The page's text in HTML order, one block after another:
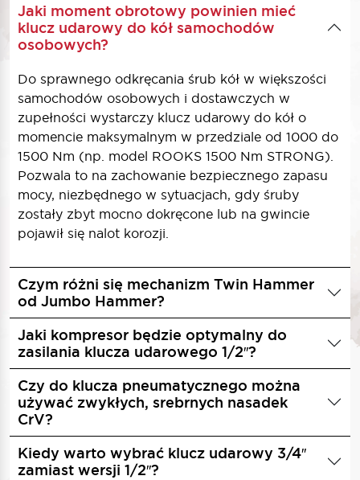
Jaki moment obrotowy powinien mieć
klucz udarowy do kół samochodów
osobowych?
Do sprawnego odkręcania śrub kół w większości
samochodów osobowych i dostawczych w
zupełności wystarczy klucz udarowy do kół o
momencie maksymalnym w przedziale od 1000 do
1500 Nm (np. model ROOKS 1500 Nm STRONG).
Pozwala to na zachowanie bezpiecznego zapasu
mocy, niezbędnego w sytuacjach, gdy śruby
zostały zbyt mocno dokręcone lub na gwincie
pojawił się nalot korozji.
Czym różni się mechanizm Twin Hammer
od Jumbo Hammer?
Jaki kompresor będzie optymalny do
zasilania klucza udarowego 1/2″?
Czy do klucza pneumatycznego można
używać zwykłych, srebrnych nasadek
CrV?
Kiedy warto wybrać klucz udarowy 3/4″
zamiast wersji 1/2″?